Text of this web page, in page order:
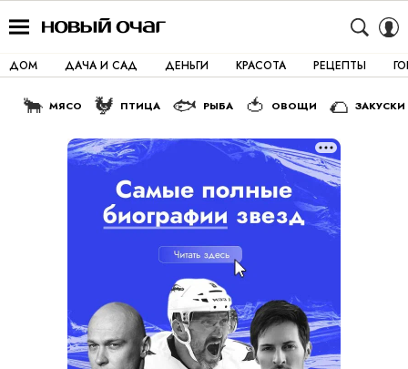
ДОМ ДАЧА И САД ДЕНЬГИ КРАСОТА РЕЦЕПТЫ
🐂 МЯСО 🐓 ПТИЦА 🐟 РЫБА 🍅 ОВОЩИ 🌮 ЗАКУСКИ